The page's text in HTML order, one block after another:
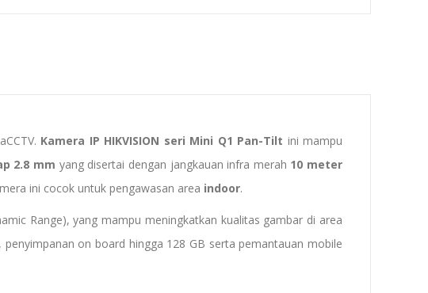
Kamera IP HIKVISION seri Mini Q1 Pan-Tilt ini mampu
2.8 mm yang disertai dengan jangkauan infra merah 10 meter
ini cocok untuk pengawasan area indoor.
Range), yang mampu meningkatkan kualitas gambar di area
on board hingga 128 GB serta pemantauan mobile